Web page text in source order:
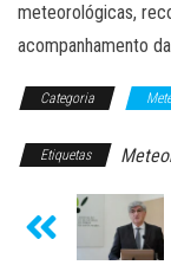
meteorológicas,
acompanhamento
Categoria
Etiquetas